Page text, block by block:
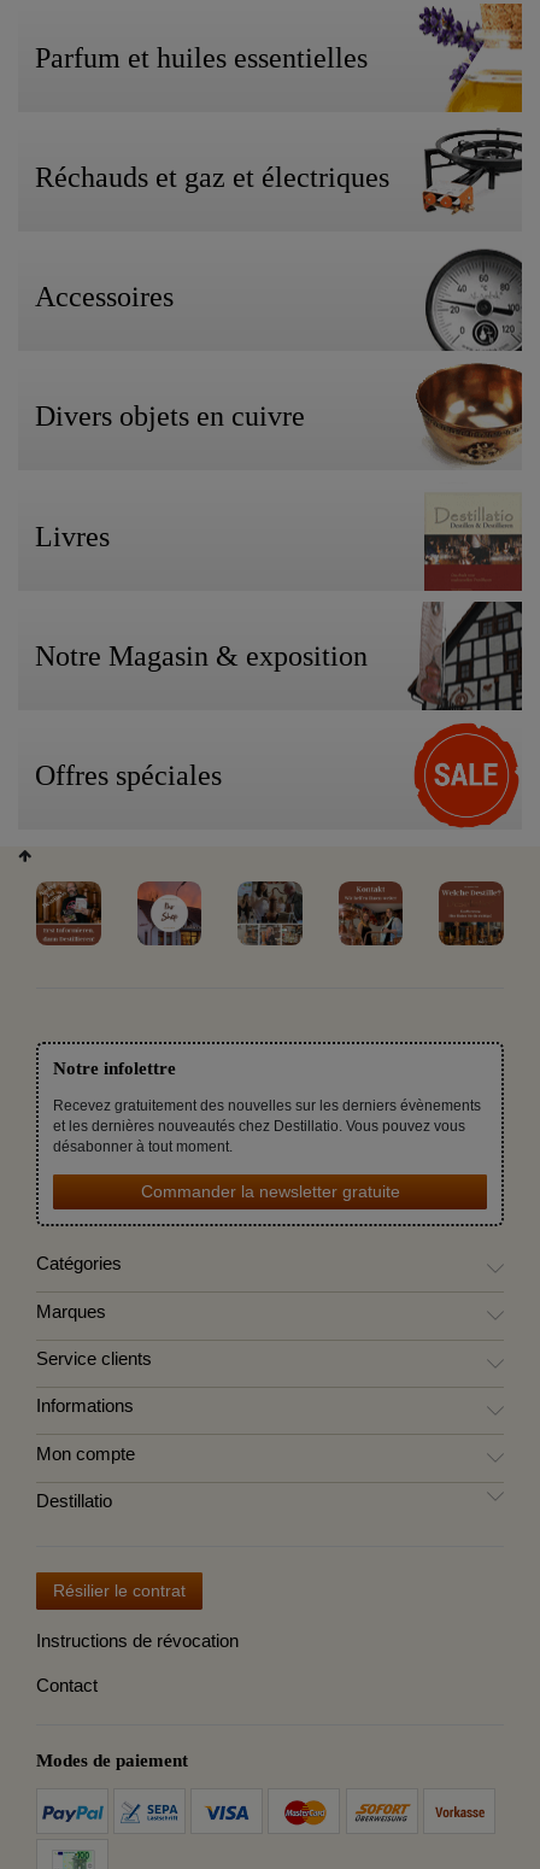
Parfum et huiles essentielles
Réchauds et gaz et électriques
Accessoires
Divers objets en cuivre
Livres
Notre Magasin & exposition
Offres spéciales
Notre infolettre
Recevez gratuitement des nouvelles sur les derniers évènements
et les dernières nouveautés chez Destillatio. Vous pouvez vous
désabonner à tout moment.
Commander la newsletter gratuite
Catégories
Marques
Service clients
Informations
Mon compte
Destillatio
Résilier le contrat
Instructions de révocation
Contact
Modes de paiement